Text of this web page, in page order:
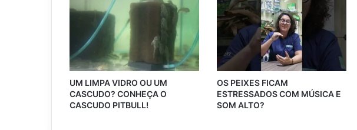
UM LIMPA VIDRO OU UM
CASCUDO? CONHEÇA O
CASCUDO PITBULL!
OS PEIXES FICAM
ESTRESSADOS COM MÚSICA E
SOM ALTO?